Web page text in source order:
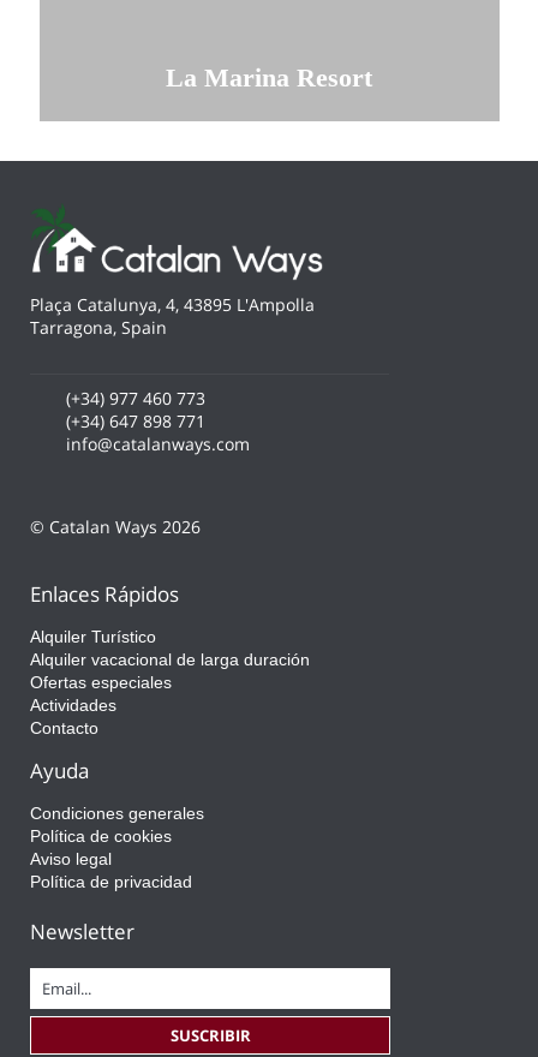
La Marina Resort
Plaça Catalunya, 4, 43895 L'Ampolla
Tarragona, Spain
(+34) 977 460 773
(+34) 647 898 771
info@catalanways.com
© Catalan Ways 2026
Enlaces Rápidos
Alquiler Turístico
Alquiler vacacional de larga duración
Ofertas especiales
Actividades
Contacto
Ayuda
Condiciones generales
Política de cookies
Aviso legal
Política de privacidad
Newsletter